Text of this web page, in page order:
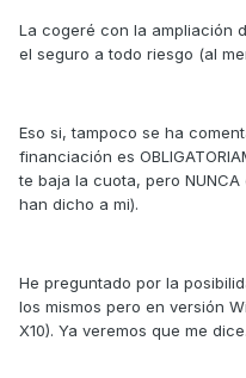
La cogeré con la ampliación
el seguro a todo riesgo (al
Eso si, tampoco se ha
financiación es
te baja la cuota, pero
han dicho a mi).
He preguntado por la
los mismos pero en versión
X10). Ya veremos que me dice.